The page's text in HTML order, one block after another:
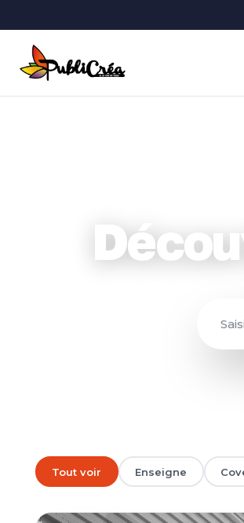
Tout voir Enseigne